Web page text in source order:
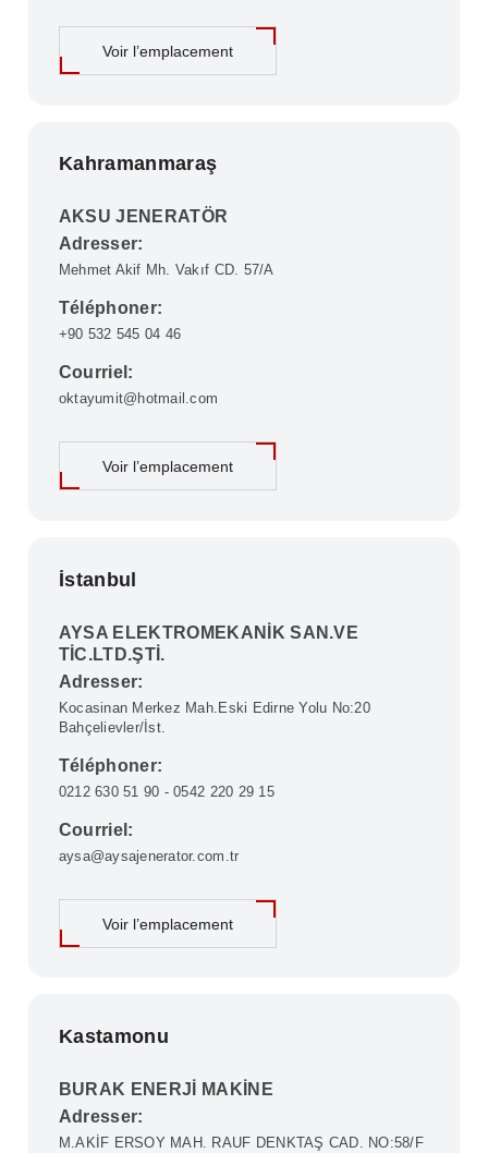
Voir l’emplacement
Kahramanmaraş
AKSU JENERATÖR
Adresser:
Mehmet Akif Mh. Vakıf CD. 57/A
Téléphoner:
+90 532 545 04 46
Courriel:
oktayumit@hotmail.com
Voir l’emplacement
İstanbul
AYSA ELEKTROMEKANİK SAN.VE
TİC.LTD.ŞTİ.
Adresser:
Kocasinan Merkez Mah.Eski Edirne Yolu No:20
Bahçelievler/İst.
Téléphoner:
0212 630 51 90 - 0542 220 29 15
Courriel:
aysa@aysajenerator.com.tr
Voir l’emplacement
Kastamonu
BURAK ENERJİ MAKİNE
Adresser:
M.AKİF ERSOY MAH. RAUF DENKTAŞ CAD. NO:58/F